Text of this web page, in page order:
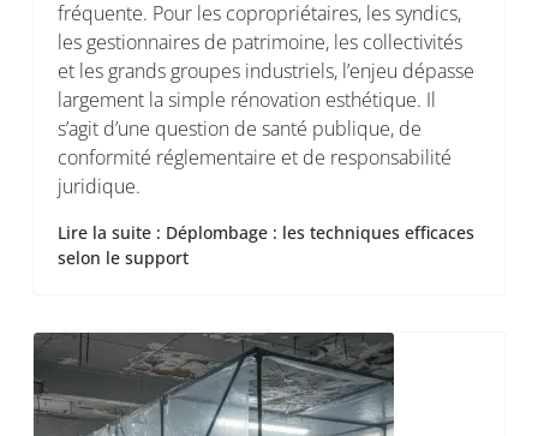
fréquente. Pour les copropriétaires, les syndics,
les gestionnaires de patrimoine, les collectivités
et les grands groupes industriels, l’enjeu dépasse
largement la simple rénovation esthétique. Il
s’agit d’une question de santé publique, de
conformité réglementaire et de responsabilité
juridique.
Lire la suite : Déplombage : les techniques efficaces
selon le support